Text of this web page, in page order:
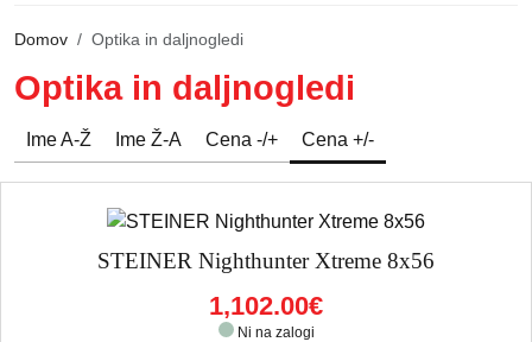
Domov Optika in daljnogledi
Optika in daljnogledi
Ime A-Ž Ime Ž-A Cena -/+ Cena +/-
STEINER Nighthunter Xtreme 8x56
1,102.00€
Ni na zalogi